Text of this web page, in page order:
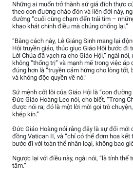
Những ai muốn trở thành sứ giả đích thực
theo con đường chào đón và liên đới này,
đường “cuối cùng chạm đến trái tim –
khao khát chính điều mà chúng chống lại.”
“Bằng cách này, Lễ Giáng Sinh mang lại
Hội truyền giáo, thúc giục Giáo Hội bước đi
Lời Chúa đã vạch ra cho Giáo Hội,” ngài
không “thống trị” và mạnh mẽ trong việc
đúng hơn là “truyền cảm hứng cho lòng tốt,
và không độc quyền về nó.”
Sứ mệnh cốt lõi của Giáo Hội là “con
Đức Giáo Hoàng Leo nói, cho biết, “Trong
được nói ra; đó là một lời mời gọi trò
khép kín.”
Đức Giáo Hoàng nói rằng đây là sự đổi mới
đồng Vatican II, và “chỉ có thể đơm hoa kết
bước đi với toàn thể nhân loại, không bao
Ngược lại với điều này, ngài nói, “là tính thế
tâm.”